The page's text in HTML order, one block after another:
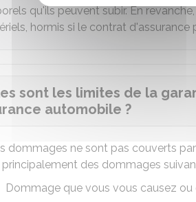
qu'ils peuvent subir. En
hormis si le contrat
sont les limites de la
automobile ?
dommages ne sont pas couverts
principalement des dommages
Dommage que vous vous causez